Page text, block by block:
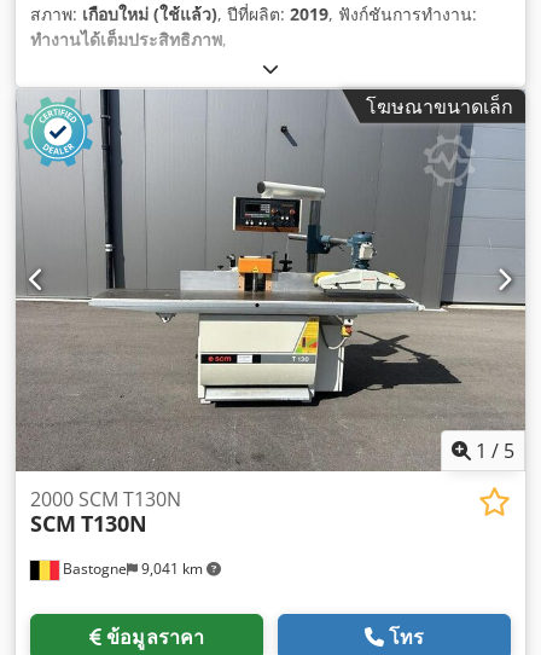
สภาพ: เกือบใหม่ (ใช้แล้ว), ปีที่ผลิต: 2019, ฟังก์ชันการทำงาน:
ทำงานได้เต็มประสิทธิภาพ,
โฆษณาขนาดเล็ก
1 / 5
Bastogne 9,041 km
2000 SCM T130N
SCM T130N
ข้อมูลราคา โทร